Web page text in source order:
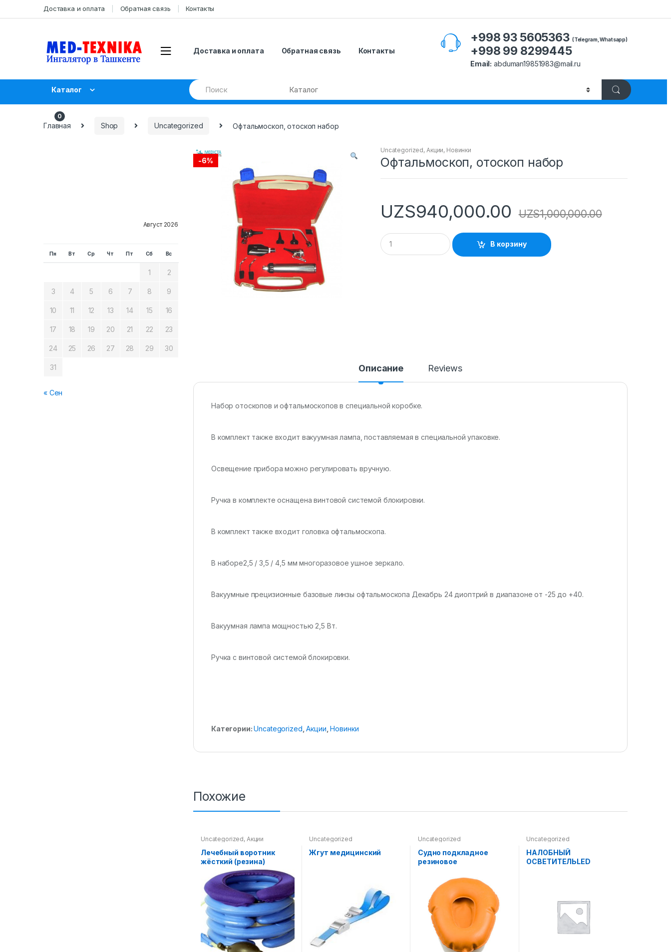
to
to
Доставка и оплата Обратная связь Контакты
Доставка и оплата Обратная связь Контакты
+998 93 5605363 (Telegram, Whatsapp)
+998 99 8299445
Email: abduman19851983@mail.ru
Каталог
Search
for:
0
Главная Shop Uncategorized Офтальмоскоп, отоскоп набор
-6%
Uncategorized, Акции, Новинки
Офтальмоскоп, отоскоп набор
UZS940,000.00 UZS1,000,000.00
Q
u
В корзину
Описание Reviews
Набор отоскопов и офтальмоскопов в специальной коробке.
В комплект также входит вакуумная лампа, поставляемая в специальной упаковке.
Освещение прибора можно регулировать вручную.
Ручка в комплекте оснащена винтовой системой блокировки.
В комплект также входит головка офтальмоскопа.
В наборе2,5 / 3,5 / 4,5 мм многоразовое ушное зеркало.
Вакуумные прецизионные базовые линзы офтальмоскопа Декабрь 24 диоптрий в диапазоне от -25 до +40.
Вакуумная лампа мощностью 2,5 Вт.
Ручка с винтовой системой блокировки.
Категории:Uncategorized ,Акции ,Новинки
Похожие
Uncategorized, Акции
Лечебный воротник
жёсткий (резина)
Uncategorized
Жгут медицинский
Uncategorized
Судно подкладное
резиновое
Uncategorized
НАЛОБНЫЙ
ОСВЕТИТЕЛЬLED
Август 2026
Пн Вт Ср Чт Пт Сб Вс
1 2
3 4 5 6 7 8 9
10 11 12 13 14 15 16
17 18 19 20 21 22 23
24 25 26 27 28 29 30
31
« Сен